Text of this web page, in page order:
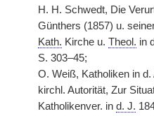
H. H. Schwedt, Die
Günthers (1857) u.
Kath. Kirche u. Theol. in
S. 303–45;
O. Weiß, Katholiken in
kirchl. Autorität, Zur
Katholikenver. in d. J.